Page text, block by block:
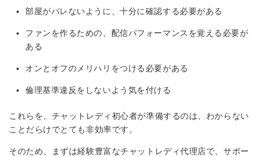
部屋がバレないように、十分に確認する必要がある
ファンを作るための、配信パフォーマンスを覚える必要が
ある
オンとオフのメリハリをつける必要がある
倫理基準違反をしないよう気を付ける
これらを、チャットレディ初心者が準備するのは、わからない
ことだらけでとても非効率です。
そのため、まずは経験豊富なチャットレディ代理店で、サポー